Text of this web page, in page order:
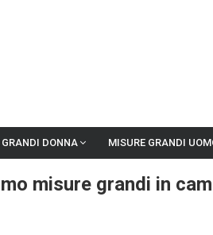
GRANDI DONNA MISURE GRANDI
misure grandi in